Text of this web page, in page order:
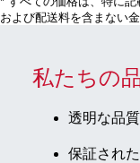
および配送料を含まない
私たちの
透明な品
保証され